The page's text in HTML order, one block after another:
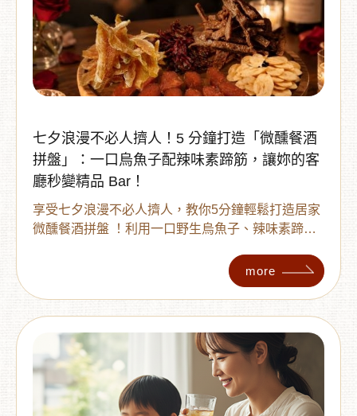
七夕浪漫不必人擠人！5 分鐘打造「微醺餐酒
拼盤」：一口烏魚子配辣味素蹄筋，讓妳的客
廳秒變精品 Bar！
享受七夕浪漫不必人擠人，教你5分鐘輕鬆打造居家
微醺餐酒拼盤 ！利用一口野生烏魚子、辣味素蹄
足鹹、甜、辣、脆的多層次味覺 。無論搭配紅酒或
精釀啤酒，在家也能一秒營造高級精品餐酒館氛
more